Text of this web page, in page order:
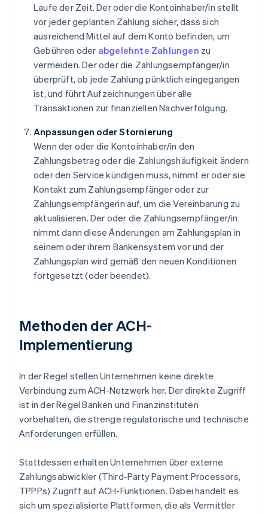
Laufe der Zeit. Der oder die Kontoinhaber/in stellt
vor jeder geplanten Zahlung sicher, dass sich
ausreichend Mittel auf dem Konto befinden, um
Gebühren oder abgelehnte Zahlungen zu
vermeiden. Der oder die Zahlungsempfänger/in
überprüft, ob jede Zahlung pünktlich eingegangen
ist, und führt Aufzeichnungen über alle
Transaktionen zur finanziellen Nachverfolgung.
Anpassungen oder Stornierung
Wenn der oder die Kontoinhaber/in den
Zahlungsbetrag oder die Zahlungshäufigkeit ändern
oder den Service kündigen muss, nimmt er oder sie
Kontakt zum Zahlungsempfänger oder zur
Zahlungsempfängerin auf, um die Vereinbarung zu
aktualisieren. Der oder die Zahlungsempfänger/in
nimmt dann diese Änderungen am Zahlungsplan in
seinem oder ihrem Bankensystem vor und der
Zahlungsplan wird gemäß den neuen Konditionen
fortgesetzt (oder beendet).
Methoden der ACH-
Implementierung
In der Regel stellen Unternehmen keine direkte
Verbindung zum ACH-Netzwerk her. Der direkte Zugriff
ist in der Regel Banken und Finanzinstituten
vorbehalten, die strenge regulatorische und technische
Anforderungen erfüllen.
Stattdessen erhalten Unternehmen über externe
Zahlungsabwickler (Third-Party Payment Processors,
TPPPs) Zugriff auf ACH-Funktionen. Dabei handelt es
sich um spezialisierte Plattformen, die als Vermittler